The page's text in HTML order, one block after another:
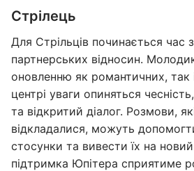
Стрілець
Для Стрільців починається час
партнерських відносин.
оновленню як романтичних, так
центрі уваги опиняться
та відкритий діалог. Розмови,
відкладалися, можуть
стосунки та вивести їх на
підтримка Юпітера сприятиме